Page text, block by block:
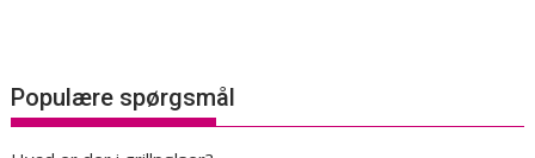
Populære spørgsmål